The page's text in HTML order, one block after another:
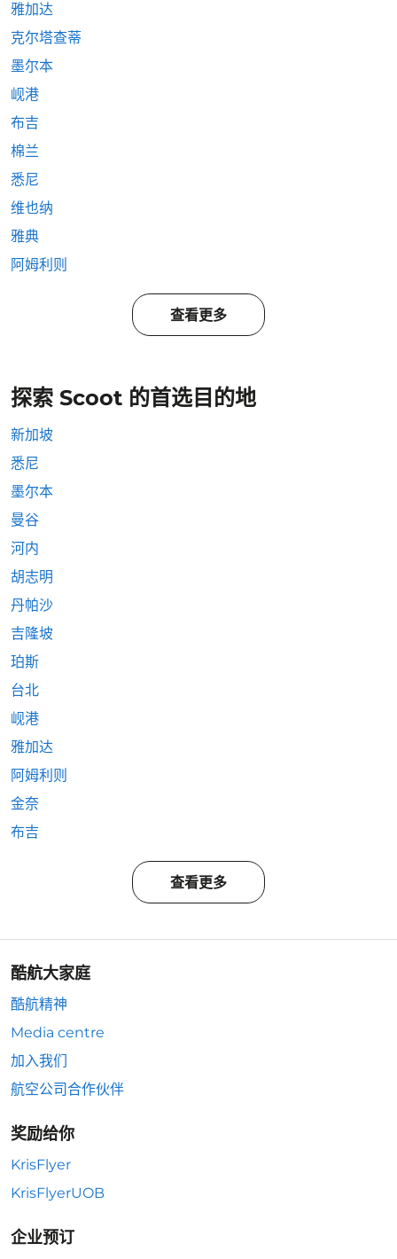
雅加达
克尔塔查蒂
墨尔本
岘港
布吉
棉兰
悉尼
维也纳
雅典
阿姆利则
查看更多
探索 Scoot 的首选目的地
新加坡
悉尼
墨尔本
曼谷
河内
胡志明
丹帕沙
吉隆坡
珀斯
台北
岘港
雅加达
阿姆利则
金奈
布吉
查看更多
酷航大家庭
酷航精神
Media centre
加入我们
航空公司合作伙伴
奖励给你
KrisFlyer
KrisFlyerUOB
企业预订